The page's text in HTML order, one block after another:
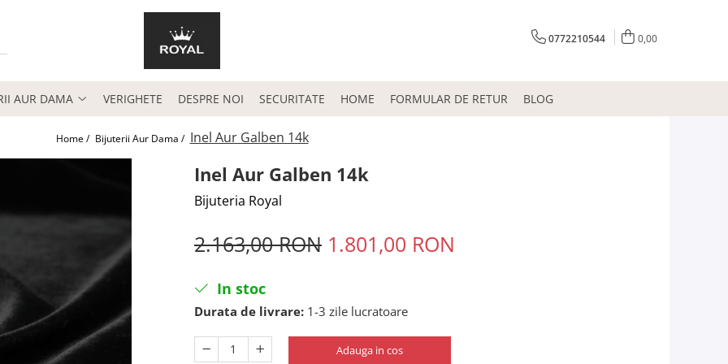
0772210544 0,00
AUR DAMA VERIGHETE DESPRE NOI SECURITATE HOME FORMULAR DE RETUR BLOG
Home / Bijuterii Aur Dama / Inel Aur Galben 14k
Inel Aur Galben 14k
Bijuteria Royal
2.163,00 RON 1.801,00 RON
In stoc
Durata de livrare: 1-3 zile lucratoare
Adauga in cos